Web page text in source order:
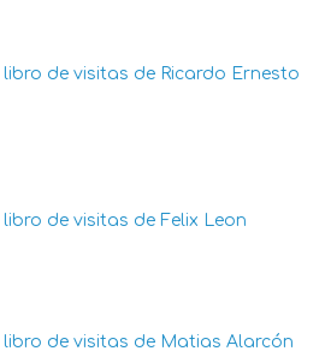
libro de visitas de Ricardo Ernesto
libro de visitas de Felix Leon
libro de visitas de Matias Alarcón